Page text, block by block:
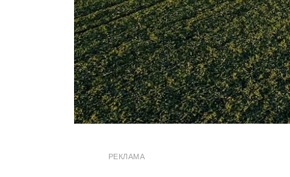
РЕКЛАМА